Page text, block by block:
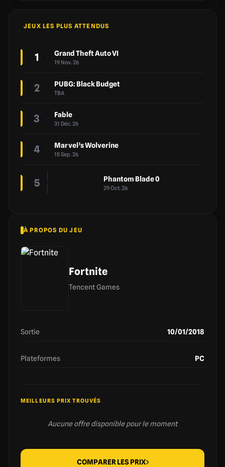
JEUX LES PLUS ATTENDUS
1 Grand Theft Auto VI
19 Nov. 26
2 PUBG: Black Budget
TBA
3 Fable
31 Déc. 26
4 Marvel’s Wolverine
15 Sep. 26
5 Phantom Blade 0
29 Oct. 26
À PROPOS DU JEU
Fortnite
Tencent Games
Sortie 10/01/2018
Plateformes PC
MEILLEURS PRIX TROUVÉS
Aucune offre disponible pour le moment
COMPARER LES PRIX